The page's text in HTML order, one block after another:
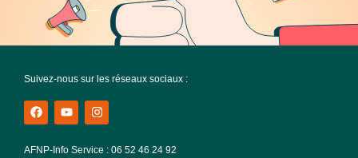
Suivez-nous sur les réseaux sociaux :
AFNP-Info Service : 06 52 46 24 92